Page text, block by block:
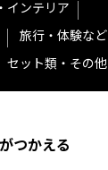
インテリア
旅行・体験など
セット類・その他
つかえる